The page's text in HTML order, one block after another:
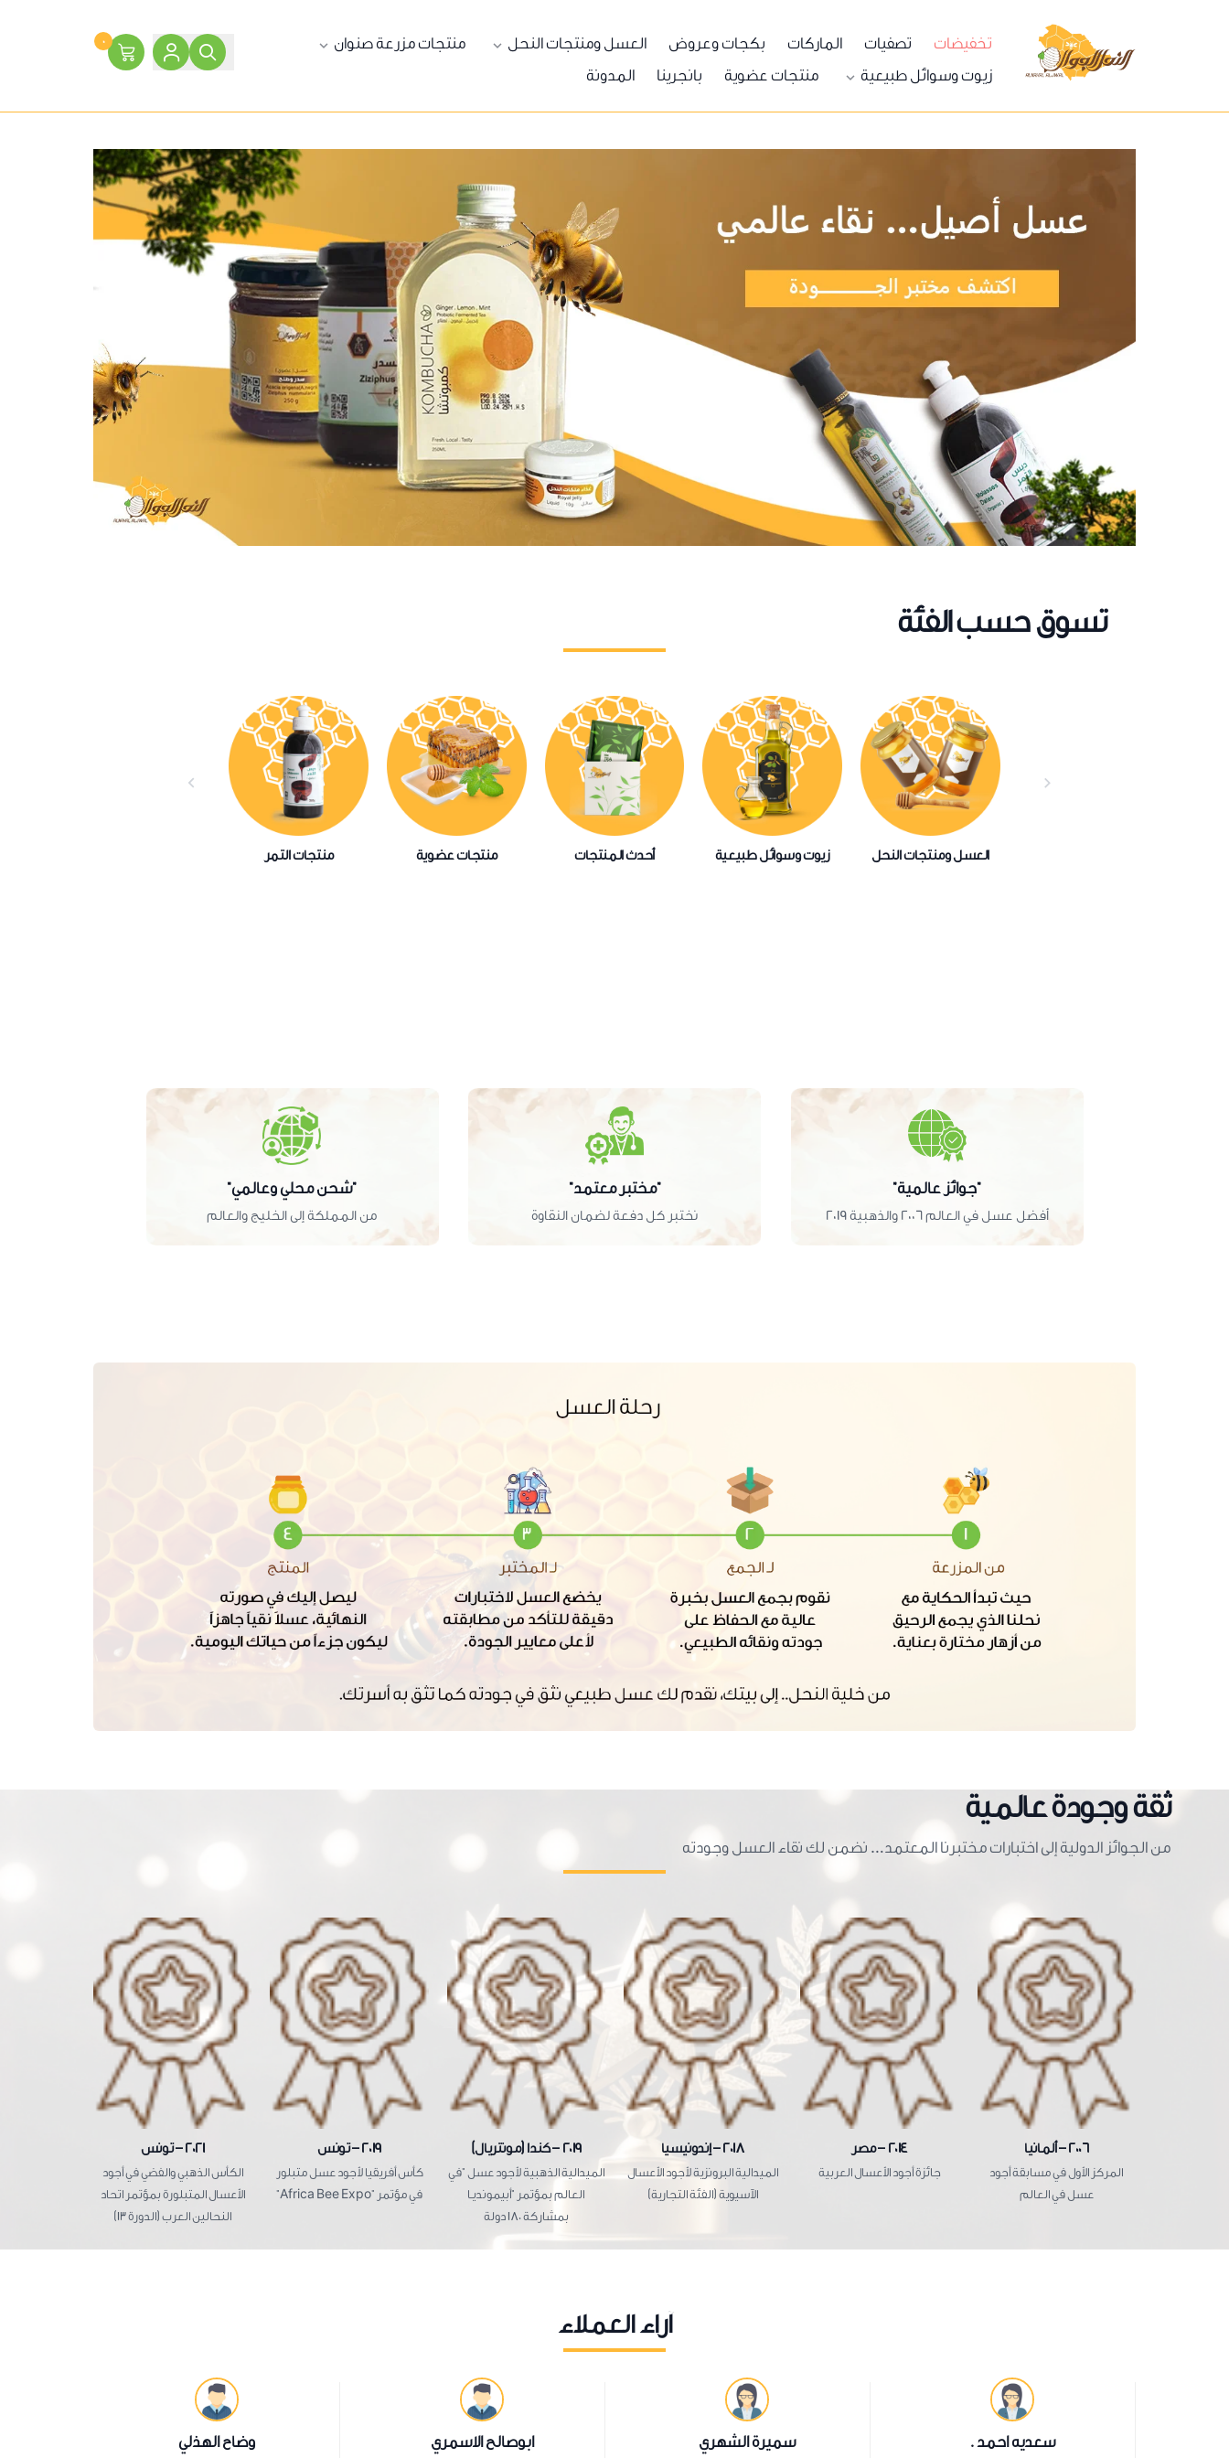
النحل الجوال
تخفيضات تصفيات الماركات بكجات وعروض العسل ومنتجات النحل
منتجات مزرعة صنوان
زيوت وسوائل طبيعية
منتجات عضوية بانجرينا المدونة
٠
تسوق حسب الفئة
العسل ومنتجات النحل زيوت وسوائل طبيعية أحدث المنتجات منتجات عضوية منتجات التمر
"جوائز عالمية"
أفضل عسل في العالم 2006 والذهبية 2019
"مختبر معتمد"
نختبر كل دفعة لضمان النقاوة
"شحن محلي وعالمي"
من المملكة إلى الخليج والعالم
ثقة وجودة عالمية
من الجوائز الدولية إلى اختبارات مختبرنا المعتمد… نضمن لك نقاء العسل وجودته
2006 – ألمانيا
المركز الأول في مسابقة أجود
عسل في العالم
2014 – مصر
جائزة أجود الأعسال العربية
2018 – إندونيسيا
الميدالية البرونزية لأجود الأعسال
الآسيوية (الفئة التجارية)
2019 – كندا (مونتريال)
الميدالية الذهبية لأجود عسل "في
العالم بمؤتمر "أبيمونديـا
بمشاركة 180 دولة
2019 – تونس
كأس أفريقيا لأجود عسل متبلور
في مؤتمر "Africa Bee Expo"
2021 – تونس
الكأس الذهبي والفضي في أجود
الأعسال المتبلورة بمؤتمر اتحاد
النحالين العرب (الدورة 13)
آراء العملاء
سعديه احمد . سميرة الشهري ابوصالح الاسمري وضاح الهذلي